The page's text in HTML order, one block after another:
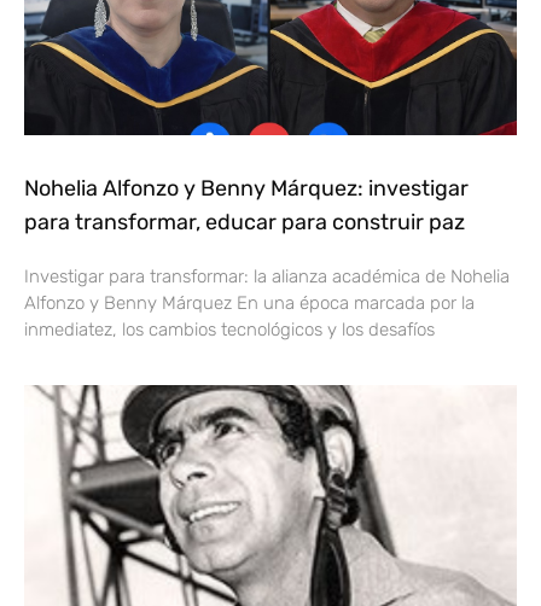
Nohelia Alfonzo y Benny Márquez: investigar
para transformar, educar para construir paz
Investigar para transformar: la alianza académica de Nohelia
Alfonzo y Benny Márquez En una época marcada por la
inmediatez, los cambios tecnológicos y los desafíos